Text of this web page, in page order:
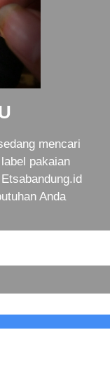
mencari
pakaian
Anda